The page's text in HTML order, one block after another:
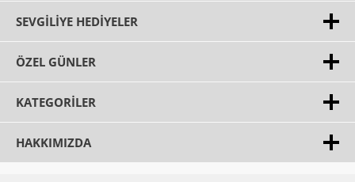
SEVGILIYE HEDIYELER
ÖZEL GÜNLER
KATEGORILER
HAKKIMIZDA